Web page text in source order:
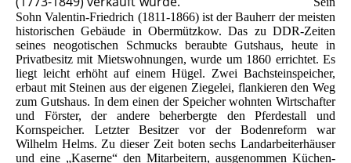
Sohn Valentin-Friedrich (1811-1866) ist der Bauherr der meisten
historischen Gebäude in Obermützkow. Das zu DDR-Zeiten
seines neogotischen Schmucks beraubte Gutshaus, heute in
Privatbesitz mit Mietswohnungen, wurde um 1860 errichtet. Es
liegt leicht erhöht auf einem Hügel. Zwei Bachsteinspeicher,
erbaut mit Steinen aus der eigenen Ziegelei, flankieren den Weg
zum Gutshaus. In dem einen der Speicher wohnten Wirtschafter
und Förster, der andere beherbergte den Pferdestall und
Kornspeicher. Letzter Besitzer vor der Bodenreform war
Wilhelm Helms. Zu dieser Zeit boten sechs Landarbeiterhäuser
und eine „Kaserne“ den Mitarbeitern, ausgenommen Küchen-